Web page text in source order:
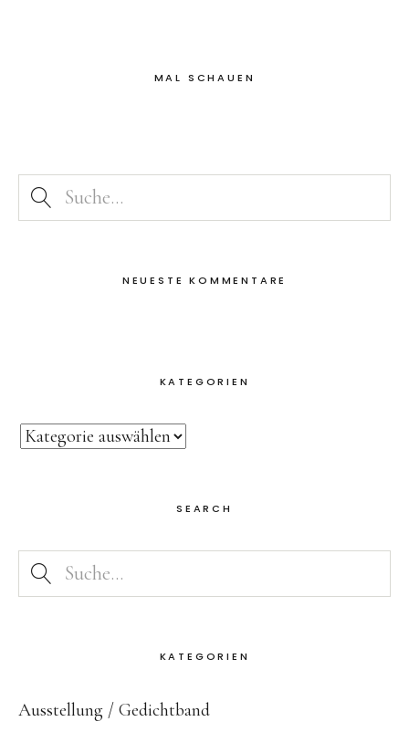
MAL SCHAUEN
NEUESTE KOMMENTARE
KATEGORIEN
SEARCH
KATEGORIEN
Ausstellung Gedichtband